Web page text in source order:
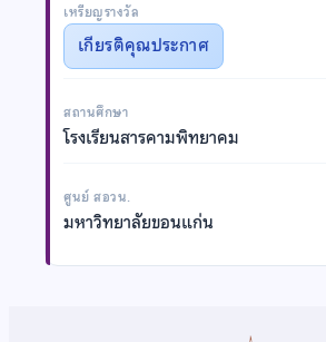
เหรียญรางวัล
เกียรติคุณประกาศ
สถานศึกษา
โรงเรียนสารคามพิทยาคม
ศูนย์ สอวน.
มหาวิทยาลัยขอนแก่น